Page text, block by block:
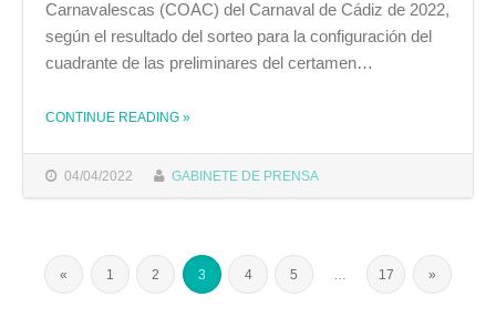
04/04/2022 GABINETE DE PRENSA
Carnavalescas (COAC) del Carnaval de Cádiz de 2022,
según el resultado del sorteo para la configuración del
cuadrante de las preliminares del certamen…
CONTINUE READING THE "UNA COMPARSA CABEZA DE SERIE ABRIRÁ LAS PRELIMINARES DEL COAC 2022"
»
« 1 2 3 4 5 17 »